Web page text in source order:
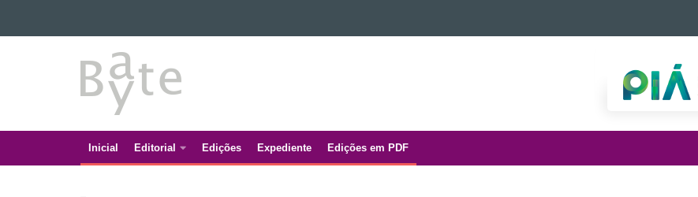
Ir para a navegação
Ir para a busca
BATE
BYTE
Navegação
Inicial Editorial Edições Expediente Edições em PDF